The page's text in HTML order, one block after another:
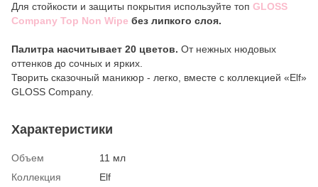
Для стойкости и защиты покрытия используйте топ GLOSS
Company Top Non Wipe без липкого слоя.
Палитра насчитывает 20 цветов. От нежных нюдовых
оттенков до сочных и ярких.
Творить сказочный маникюр - легко, вместе с коллекцией «Elf»
GLOSS Company.
Характеристики
Объем
11 мл
Коллекция
Elf